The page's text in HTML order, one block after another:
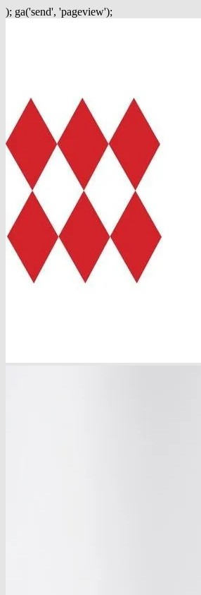
); ga('send', 'pageview');